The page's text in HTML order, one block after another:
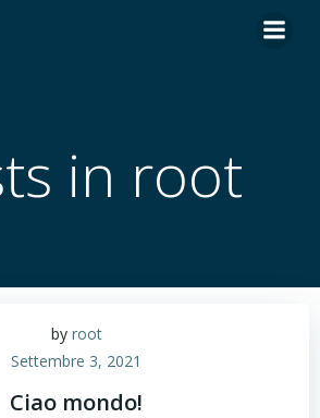
in root
by root
Settembre 3, 2021
Ciao mondo!